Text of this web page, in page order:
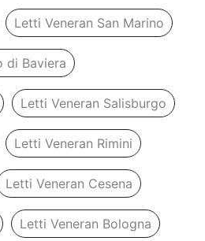
Letti Veneran San Marino
di Baviera
Letti Veneran Salisburgo
Letti Veneran Rimini
Letti Veneran Cesena
Letti Veneran Bologna